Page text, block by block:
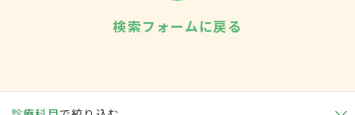
検索フォームに戻る